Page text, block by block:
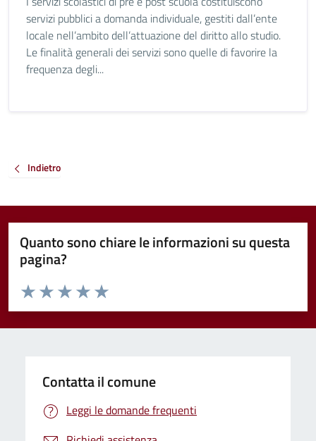
servizi pubblici a domanda individuale, gestiti dall’ente
locale nell’ambito dell’attuazione del diritto allo studio.
Le finalità generali dei servizi sono quelle di favorire la
frequenza degli...
Indietro
Quanto sono chiare le informazioni su questa
pagina?
Valuta da 1 a 5 stelle la pagina
Valuta 5 stelle su 5
Valuta 4 stelle su 5
Valuta 3 stelle su 5
Valuta 2 stelle su 5
Valuta 1 stelle su 5
Contatta il comune
Leggi le domande frequenti